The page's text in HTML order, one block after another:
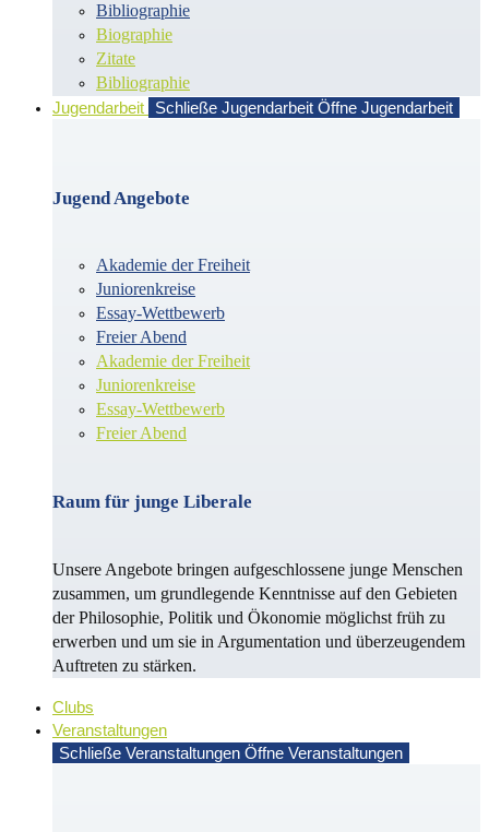
Bibliographie
Biographie
Zitate
Bibliographie
Jugendarbeit
Schließe Jugendarbeit Öffne Jugendarbeit
Jugend Angebote
Akademie der Freiheit
Juniorenkreise
Essay-Wettbewerb
Freier Abend
Akademie der Freiheit
Juniorenkreise
Essay-Wettbewerb
Freier Abend
Raum für junge Liberale
Unsere Angebote bringen aufgeschlossene junge Menschen
zusammen, um grundlegende Kenntnisse auf den Gebieten
der Philosophie, Politik und Öko­no­mie möglichst früh zu
erwerben und um sie in Argu­men­ta­tion und überzeugendem
Auf­treten zu stärken.
Clubs
Veranstaltungen
Schließe Veranstaltungen Öffne Veranstaltungen